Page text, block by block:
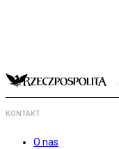
KONTAKT
O nas